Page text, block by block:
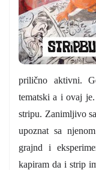
prilično aktivni.
tematski a i ovaj
stripu. Zanimljivo
upoznat sa
grajnd i
kapiram da i strip